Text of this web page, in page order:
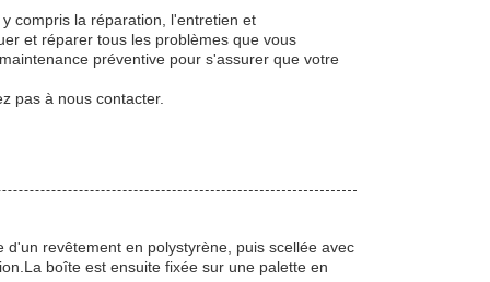
compris la réparation, l'entretien et
et réparer tous les problèmes que vous
préventive pour s'assurer que votre
pas à nous contacter.
revêtement en polystyrène, puis scellée avec
boîte est ensuite fixée sur une palette en